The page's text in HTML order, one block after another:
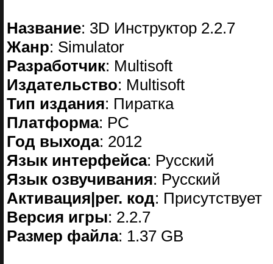
Название: 3D Инструктор 2.2.7
Жанр: Simulator
Разработчик: Multisoft
Издательство: Multisoft
Тип издания: Пиратка
Платформа: PC
Год выхода: 2012
Язык интерфейса: Русский
Язык озвучивания: Русский
Активация|рег. код: Присутствует
Версия игры: 2.2.7
Размер файла: 1.37 GB